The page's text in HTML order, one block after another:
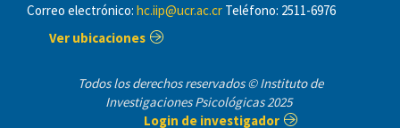
Correo electrónico: hc.iip@ucr.ac.cr Teléfono: 2511-6976
Ver ubicaciones
Todos los derechos reservados © Instituto de
Investigaciones Psicológicas 2025
Login de investigador